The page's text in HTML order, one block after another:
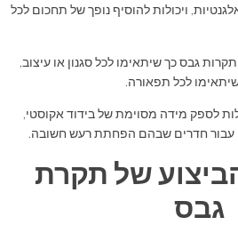
ויכולות להוסיף נופך של תחכום לכל
גבס כך שיתאימו לכל סגנון או עיצוב,
לכל תפאורה.
לספק מידה מסוימת של בידוד אקוסטי,
עבור חדרים שבהם הפחתת רעש חשובה.
של תקרת
גבס